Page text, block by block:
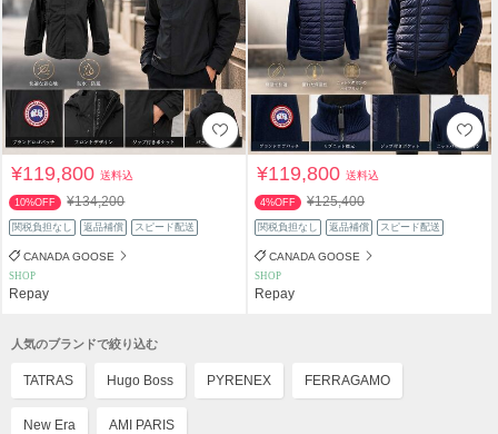
¥119,800送料込
10%OFF ¥134,200
関税負担なし 返品補償 スピード配送
CANADA GOOSE
SHOP
Repay
¥119,800送料込
4%OFF ¥125,400
関税負担なし 返品補償 スピード配送
CANADA GOOSE
SHOP
Repay
人気のブランドで絞り込む
TATRAS Hugo Boss PYRENEX FERRAGAMO
New Era AMI PARIS